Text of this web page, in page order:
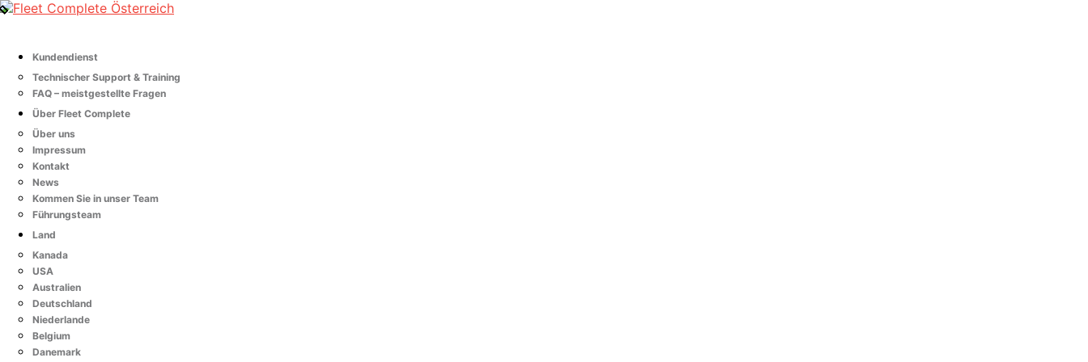
Kundendienst
Technischer Support & Training
FAQ – meistgestellte Fragen
Über Fleet Complete
Über uns
Impressum
Kontakt
News
Kommen Sie in unser Team
Führungsteam
Land
Kanada
USA
Australien
Deutschland
Niederlande
Belgium
Danemark